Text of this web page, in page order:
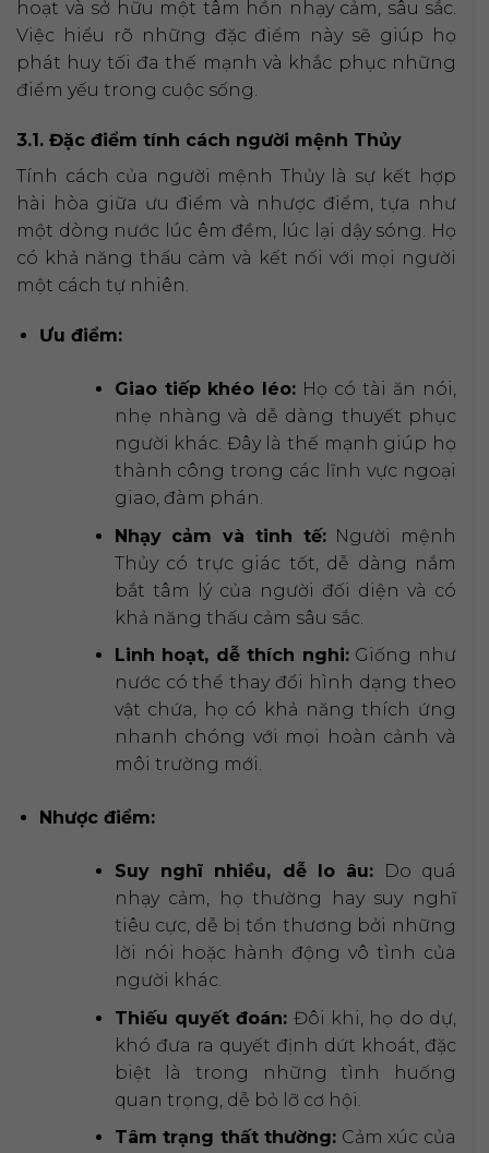
hoạt và sở hữu một tâm hồn nhạy cảm, sâu sắc.
Việc hiểu rõ những đặc điểm này sẽ giúp họ
phát huy tối đa thế mạnh và khắc phục những
điểm yếu trong cuộc sống.
3.1. Đặc điểm tính cách người mệnh Thủy
Tính cách của người mệnh Thủy là sự kết hợp
hài hòa giữa ưu điểm và nhược điểm, tựa như
một dòng nước lúc êm đềm, lúc lại dậy sóng. Họ
có khả năng thấu cảm và kết nối với mọi người
một cách tự nhiên.
Ưu điểm:
Giao tiếp khéo léo: Họ có tài ăn nói,
nhẹ nhàng và dễ dàng thuyết phục
người khác. Đây là thế mạnh giúp họ
thành công trong các lĩnh vực ngoại
giao, đàm phán.
Nhạy cảm và tinh tế:Người mệnh
Thủy có trực giác tốt, dễ dàng nắm
bắt tâm lý của người đối diện và có
khả năng thấu cảm sâu sắc.
Linh hoạt, dễ thích nghi:Giống như
nước có thể thay đổi hình dạng theo
vật chứa, họ có khả năng thích ứng
nhanh chóng với mọi hoàn cảnh và
môi trường mới.
Nhược điểm:
Suy nghĩ nhiều, dễ lo âu: Do quá
nhạy cảm, họ thường hay suy nghĩ
tiêu cực, dễ bị tổn thương bởi những
lời nói hoặc hành động vô tình của
người khác.
Thiếu quyết đoán: Đôi khi, họ do dự,
khó đưa ra quyết định dứt khoát, đặc
biệt là trong những tình huống
quan trọng, dễ bỏ lỡ cơ hội.
Tâm trạng thất thường: Cảm xúc của